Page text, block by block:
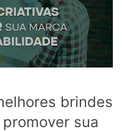
brindes
sua